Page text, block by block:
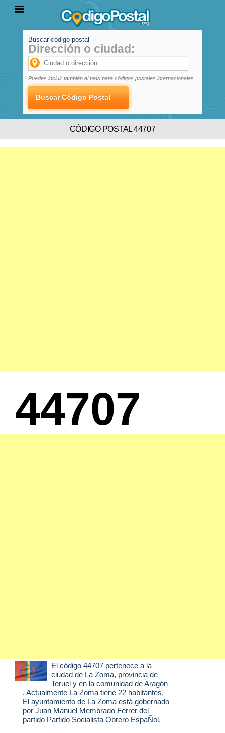
PROVINCIAS
LOCALIDADES
Buscar código postal
Dirección o ciudad:
Puedes incluir también el país para códigos postales internacionales
CÓDIGO POSTAL 44707
44707
El código 44707 pertenece a la
ciudad de La Zoma, provincia de
Teruel y en la comunidad de Aragón
. Actualmente La Zoma tiene 22 habitantes.
El ayuntamiento de La Zoma está gobernado
por Juan Manuel Membrado Ferrer del
partido Partido Socialista Obrero EspaÑol.